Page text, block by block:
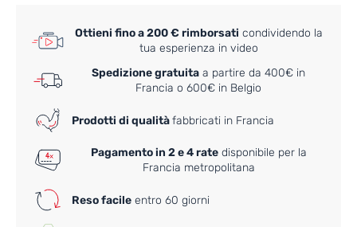
Ottieni fino a 200 € rimborsati condividendo la
tua esperienza in video
Spedizione gratuita a partire da 400€ in
Francia o 600€ in Belgio
Prodotti di qualitàfabbricati in Francia
Pagamento in 2 e 4 ratedisponibile per la
Francia metropolitana
Reso facile entro 60 giorni